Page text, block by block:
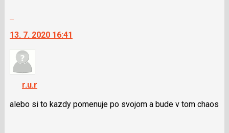
další
nový
názor.
lze
použít
13. 7. 2020 16:41
r.u.r
alebo si to kazdy pomenuje po svojom a bude v tom chaos